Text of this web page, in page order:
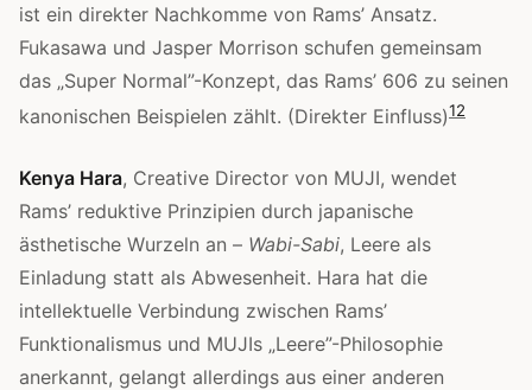
ist ein direkter Nachkomme von Rams’ Ansatz.
Fukasawa und Jasper Morrison schufen gemeinsam
das „Super Normal”-Konzept, das Rams’ 606 zu seinen
kanonischen Beispielen zählt. (Direkter Einfluss)12
Kenya Hara, Creative Director von MUJI, wendet
Rams’ reduktive Prinzipien durch japanische
ästhetische Wurzeln an – Wabi-Sabi, Leere als
Einladung statt als Abwesenheit. Hara hat die
intellektuelle Verbindung zwischen Rams’
Funktionalismus und MUJIs „Leere”-Philosophie
anerkannt, gelangt allerdings aus einer anderen